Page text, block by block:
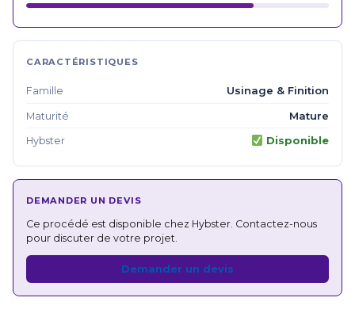
CARACTÉRISTIQUES
Famille Usinage & Finition
Maturité Mature
Hybster Disponible
DEMANDER UN DEVIS
Ce procédé est disponible chez Hybster. Contactez-nous
pour discuter de votre projet.
Demander un devis